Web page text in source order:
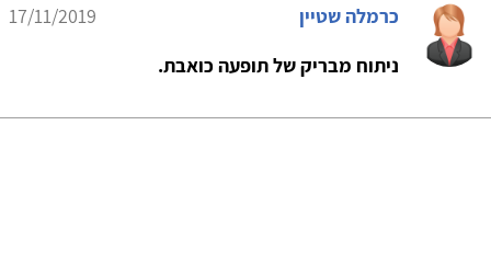
כרמלה שטיין
17/11/2019
ניתוח מבריק של תופעה כואבת.